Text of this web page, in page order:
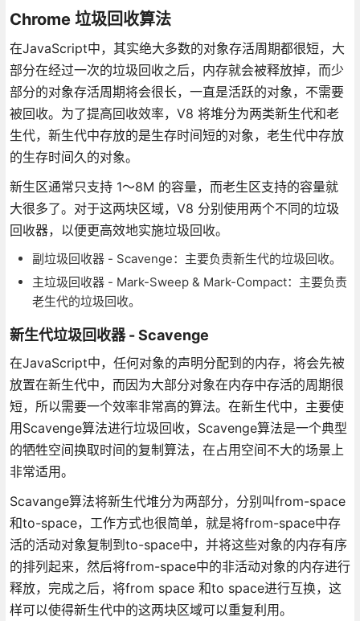
Chrome 垃圾回收算法
在JavaScript中，其实绝大多数的对象存活周期都很短，大
部分在经过一次的垃圾回收之后，内存就会被释放掉，而少
部分的对象存活周期将会很长，一直是活跃的对象，不需要
被回收。为了提高回收效率，V8 将堆分为两类新生代和老
生代，新生代中存放的是生存时间短的对象，老生代中存放
的生存时间久的对象。
新生区通常只支持 1～8M 的容量，而老生区支持的容量就
大很多了。对于这两块区域，V8 分别使用两个不同的垃圾
回收器，以便更高效地实施垃圾回收。
副垃圾回收器 - Scavenge：主要负责新生代的垃圾回收。
主垃圾回收器 - Mark-Sweep & Mark-Compact：主要负责
老生代的垃圾回收。
新生代垃圾回收器 - Scavenge
在JavaScript中，任何对象的声明分配到的内存，将会先被
放置在新生代中，而因为大部分对象在内存中存活的周期很
短，所以需要一个效率非常高的算法。在新生代中，主要使
用Scavenge算法进行垃圾回收，Scavenge算法是一个典型
的牺牲空间换取时间的复制算法，在占用空间不大的场景上
非常适用。
Scavange算法将新生代堆分为两部分，分别叫from-space
和to-space，工作方式也很简单，就是将from-space中存
活的活动对象复制到to-space中，并将这些对象的内存有序
的排列起来，然后将from-space中的非活动对象的内存进行
释放，完成之后，将from space 和to space进行互换，这
样可以使得新生代中的这两块区域可以重复利用。